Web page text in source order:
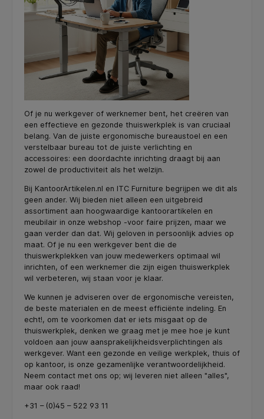
Of je nu werkgever of werknemer bent, het creëren van
een effectieve en gezonde thuiswerkplek is van cruciaal
belang. Van de juiste ergonomische bureaustoel en een
verstelbaar bureau tot de juiste verlichting en
accessoires: een doordachte inrichting draagt bij aan
zowel de productiviteit als het welzijn.
Bij KantoorArtikelen.nl en ITC Furniture begrijpen we dit als
geen ander. Wij bieden niet alleen een uitgebreid
assortiment aan hoogwaardige kantoorartikelen en
meubilair in onze webshop -voor faire prijzen, maar we
gaan verder dan dat. Wij geloven in persoonlijk advies op
maat. Of je nu een werkgever bent die de
thuiswerkplekken van jouw medewerkers optimaal wil
inrichten, of een werknemer die zijn eigen thuiswerkplek
wil verbeteren, wij staan voor je klaar.
We kunnen je adviseren over de ergonomische vereisten,
de beste materialen en de meest efficiënte indeling. En
echt!, om te voorkomen dat er iets misgaat op de
thuiswerkplek, denken we graag met je mee hoe je kunt
voldoen aan jouw aansprakelijkheidsverplichtingen als
werkgever. Want een gezonde en veilige werkplek, thuis of
op kantoor, is onze gezamenlijke verantwoordelijkheid.
Neem contact met ons op; wij leveren niet alleen "alles",
maar ook raad!
+31 – (0)45 – 522 93 11